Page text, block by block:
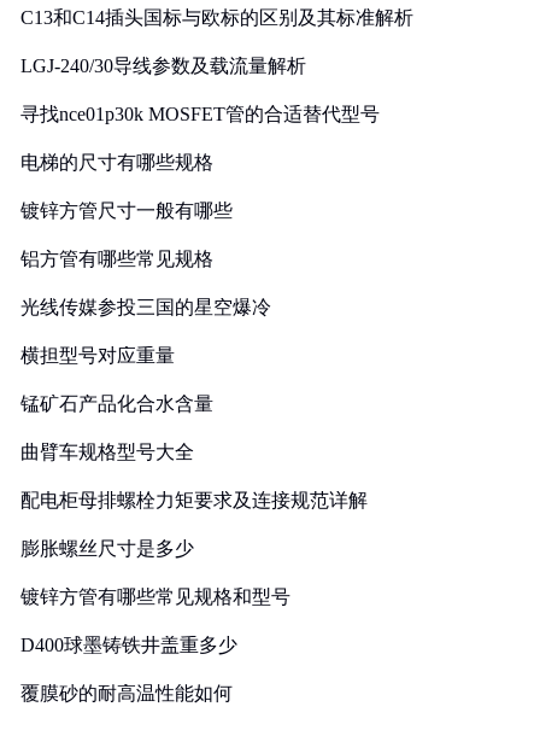
C13和C14插头国标与欧标的区别及其标准解析
LGJ-240/30导线参数及载流量解析
寻找nce01p30k MOSFET管的合适替代型号
电梯的尺寸有哪些规格
镀锌方管尺寸一般有哪些
铝方管有哪些常见规格
光线传媒参投三国的星空爆冷
横担型号对应重量
锰矿石产品化合水含量
曲臂车规格型号大全
配电柜母排螺栓力矩要求及连接规范详解
膨胀螺丝尺寸是多少
镀锌方管有哪些常见规格和型号
D400球墨铸铁井盖重多少
覆膜砂的耐高温性能如何